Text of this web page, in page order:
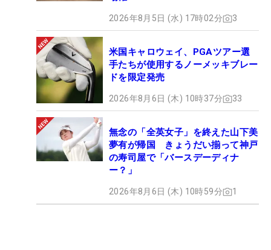
2026年8月5日 (水) 17時02分 3
米国キャロウェイ、PGAツアー選
手たちが使用するノーメッキブレー
ドを限定発売
2026年8月6日 (木) 10時37分 33
無念の「全英女子」を終えた山下美
夢有が帰国 きょうだい揃って神戸
の寿司屋で「バースデーディナ
ー？」
2026年8月6日 (木) 10時59分 1